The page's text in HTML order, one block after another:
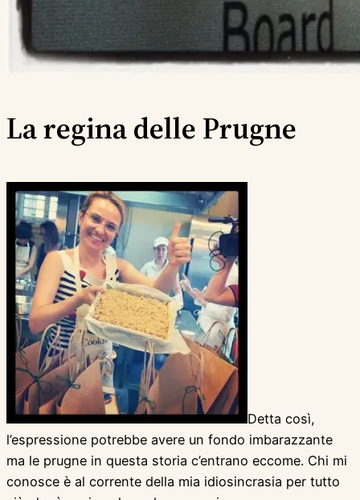
La regina delle Prugne
Detta così,
l’espressione potrebbe avere un fondo imbarazzante
ma le prugne in questa storia c’entrano eccome. Chi mi
conosce è al corrente della mia idiosincrasia per tutto